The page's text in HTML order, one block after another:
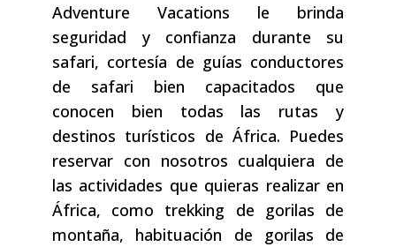
Adventure Vacations le brinda
seguridad y confianza durante su
safari, cortesía de guías conductores
de safari bien capacitados que
conocen bien todas las rutas y
destinos turísticos de África. Puedes
reservar con nosotros cualquiera de
las actividades que quieras realizar en
África, como trekking de gorilas de
montaña, habituación de gorilas de